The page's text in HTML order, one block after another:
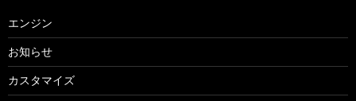
エンジン
お知らせ
カスタマイズ